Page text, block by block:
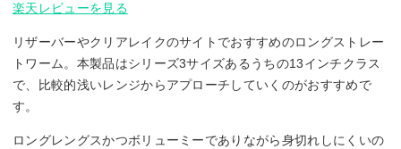
楽天レビューを見る
リザーバーやクリアレイクのサイトでおすすめのロングストレー
トワーム。本製品はシリーズ3サイズあるうちの13インチクラス
で、比較的浅いレンジからアプローチしていくのがおすすめで
す。
ロングレングスかつボリューミーでありながら身切れしにくいの